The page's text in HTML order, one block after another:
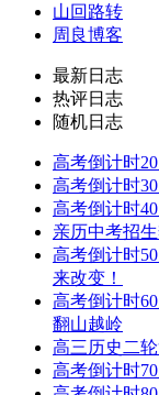
山回路转
周良博客
最新日志
热评日志
随机日志
高考倒计时
高考倒计时
高考倒计时
亲历中考招
高考倒计时
来改变！
高考倒计时
翻山越岭
高三历史二
高考倒计时